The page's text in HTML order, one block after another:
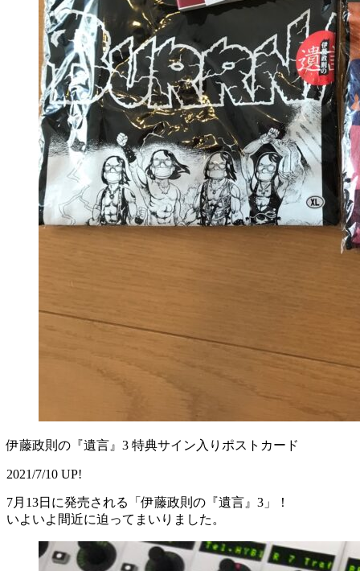
伊藤政則の『遺言』3 特典サイン入りポストカード
2021/7/10 UP!
7月13日に発売される「伊藤政則の『遺言』3」！
いよいよ間近に迫ってまいりました。